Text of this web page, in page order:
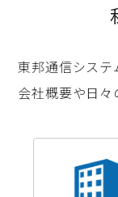
東邦通信システ
会社概要や日々